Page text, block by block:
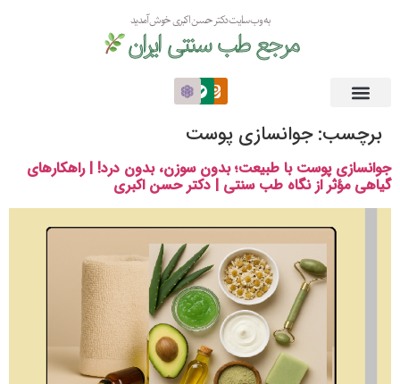
به وب سایت دکتر حسن اکبری خوش آمدید
مرجع طب سنتی ایران
برچسب:جوانسازی پوست
جوانسازی پوست با طبیعت؛ بدون سوزن، بدون درد! | راهکارهای
گیاهی مؤثر از نگاه طب سنتی | دکتر حسن اکبری